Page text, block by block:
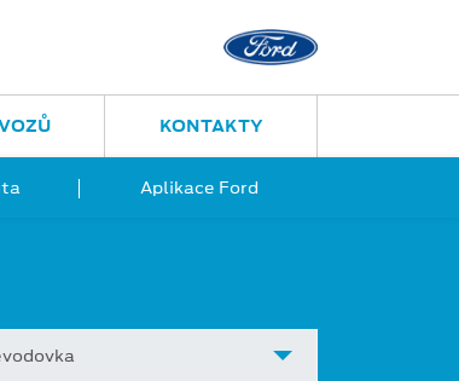
Aplikace Ford
KONTAKTY